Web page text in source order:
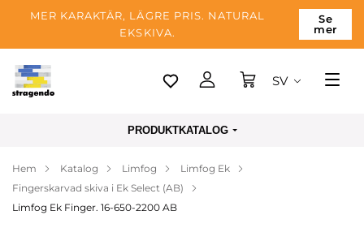
MER KARAKTÄR, LÄGRE PRIS. NATURAL
EKSKIVA.
Se
mer
Tallinn
Betalning
Om företaget
SV
PRODUKTKATALOG
Hem Katalog Limfog
Limfog Ek
Fingerskarvad skiva i Ek Select (AB)
Limfog Ek Finger. 16-650-2200 AB